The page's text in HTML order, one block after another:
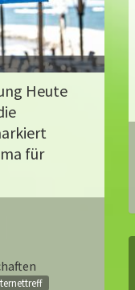
Heute
für